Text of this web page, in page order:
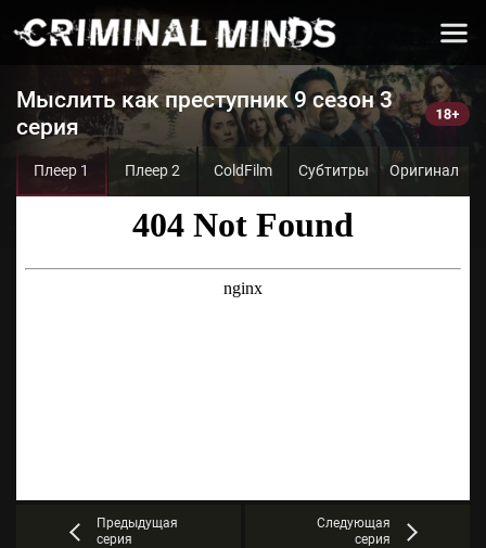
Мыслить как преступник 9 сезон 3
серия
Плеер 1 Плеер 2 ColdFilm Субтитры Оригинал
Предыдущая
серия
Следующая
серия